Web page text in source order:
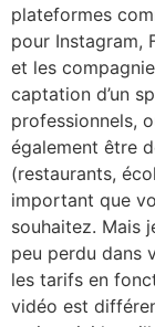
plateformes
pour Instagram,
et les
captation d’un
professionnels,
également être
(restaurants,
important que
souhaitez. Mais
peu perdu dans
les tarifs en
vidéo est